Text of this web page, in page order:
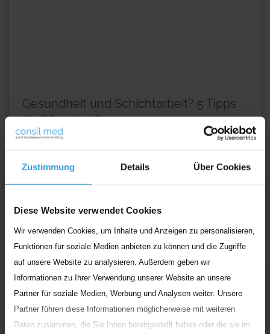
Zustimmung Details Über Cookies
Diese Website verwendet Cookies
Wir verwenden Cookies, um Inhalte und Anzeigen zu personalisieren,
Funktionen für soziale Medien anbieten zu können und die Zugriffe
auf unsere Website zu analysieren. Außerdem geben wir
Informationen zu Ihrer Verwendung unserer Website an unsere
Partner für soziale Medien, Werbung und Analysen weiter. Unsere
Partner führen diese Informationen möglicherweise mit weiteren
Daten zusammen, die Sie Ihnen bereitgestellt haben oder die sie im
Gesundheit und Schichtarbeit? 5 Tipps
für Pflegekräfte
Schlafmangel, Herz-Kreislauf-Erkrankungen, Diabetes
Auswirkungen auf den Körper und die Gesundheit. Fakt
ist jedoch, dass die
Weiterlesen